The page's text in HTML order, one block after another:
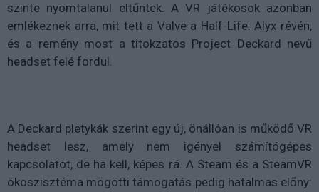
szinte nyomtalanul eltűntek. A VR játékosok azonban
emlékeznek arra, mit tett a Valve a Half-Life: Alyx révén,
és a remény most a titokzatos Project Deckard nevű
headset felé fordul.
A Deckard pletykák szerint egy új, önállóan is működő VR
headset lesz, amely nem igényel számítógépes
kapcsolatot, de ha kell, képes rá. A Steam és a SteamVR
ökoszisztéma mögötti támogatás pedig hatalmas előny: